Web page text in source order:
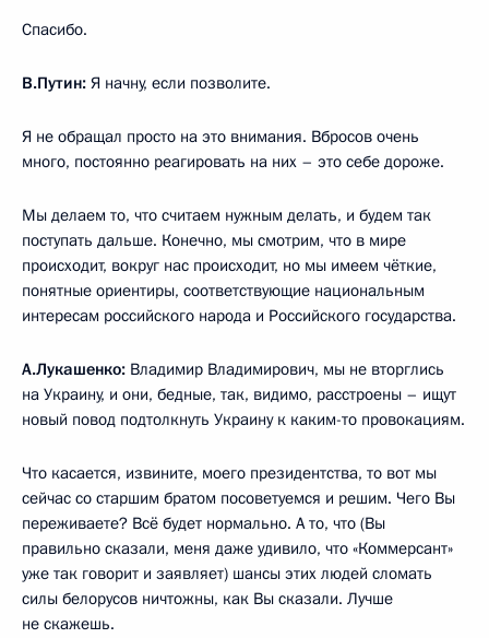
Спасибо.
В.Путин: Я начну, если позволите.
Я не обращал просто на это внимания. Вбросов очень
много, постоянно реагировать на них – это себе дороже.
Мы делаем то, что считаем нужным делать, и будем так
поступать дальше. Конечно, мы смотрим, что в мире
происходит, вокруг нас происходит, но мы имеем чёткие,
понятные ориентиры, соответствующие национальным
интересам российского народа и Российского государства.
А.Лукашенко: Владимир Владимирович, мы не вторглись
на Украину, и они, бедные, так, видимо, расстроены – ищут
новый повод подтолкнуть Украину к каким-то провокациям.
Что касается, извините, моего президентства, то вот мы
сейчас со старшим братом посоветуемся и решим. Чего Вы
переживаете? Всё будет нормально. А то, что (Вы
правильно сказали, меня даже удивило, что «Коммерсант»
уже так говорит и заявляет) шансы этих людей сломать
силы белорусов ничтожны, как Вы сказали. Лучше
не скажешь.